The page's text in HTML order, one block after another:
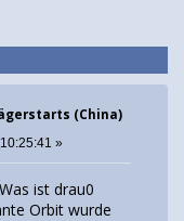
(China)
»
ist drau0
Orbit wurde